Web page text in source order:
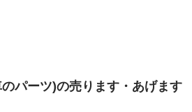
パーツ)の売ります・あげます